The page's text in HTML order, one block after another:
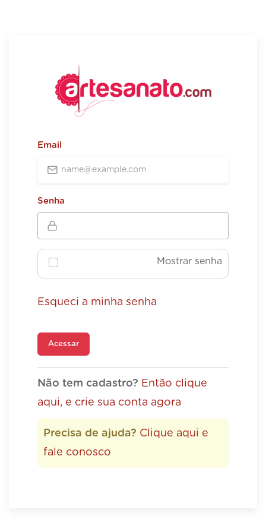
Email
Senha
Mostrar senha
Esqueci a minha senha
Acessar
Não tem cadastro? Então clique
aqui, e crie sua conta agora
Precisa de ajuda? Clique aqui e
fale conosco